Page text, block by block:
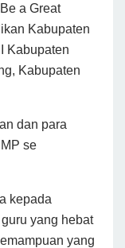
a Great
Kabupaten
Kabupaten
Kabupaten
dan para
se
kepada
yang hebat
yang